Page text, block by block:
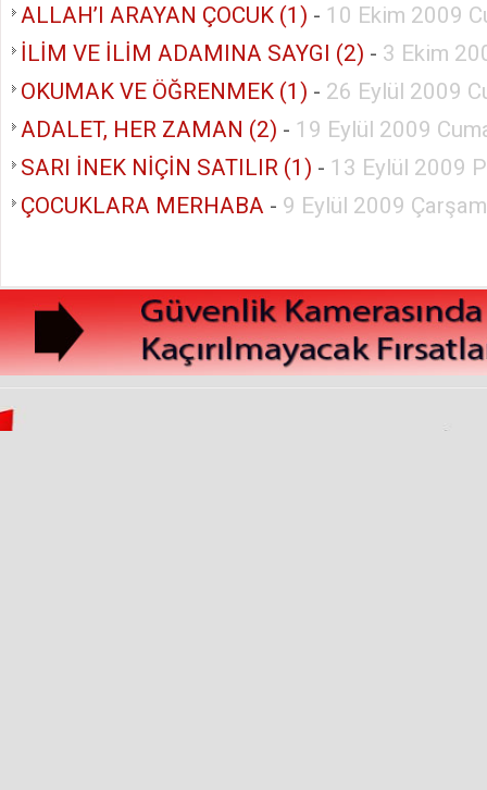
ALLAH’I ARAYAN ÇOCUK (1) - 10 Ekim 2009
İLİM VE İLİM ADAMINA SAYGI (2) - 3 Ekim
OKUMAK VE ÖĞRENMEK (1) - 26 Eylül 2009
ADALET, HER ZAMAN (2) - 19 Eylül 2009
SARI İNEK NİÇİN SATILIR (1) - 13 Eylül 2009
ÇOCUKLARA MERHABA - 9 Eylül 2009